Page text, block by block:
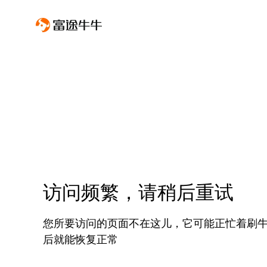
访问频繁，请稍后重试
您所要访问的页面不在这儿，它可能正忙着刷
后就能恢复正常